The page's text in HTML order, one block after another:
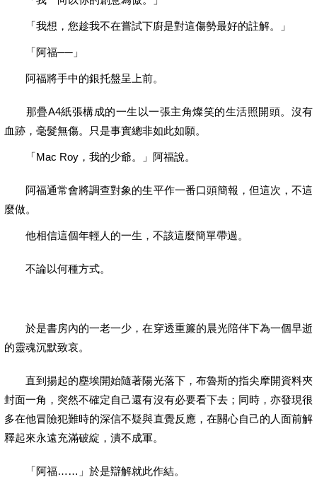
「我想，您趁我不在嘗試下廚是對這傷勢最好的註解。」
「阿福──」
阿福將手中的銀托盤呈上前。
那疊A4紙張構成的一生以一張主角燦笑的生活照開頭。沒有
血跡，毫髮無傷。只是事實總非如此如願。
「Mac Roy，我的少爺。」阿福說。
阿福通常會將調查對象的生平作一番口頭簡報，但這次，不這
麼做。
他相信這個年輕人的一生，不該這麼簡單帶過。
不論以何種方式。
於是書房內的一老一少，在穿透重簾的晨光陪伴下為一個早逝
的靈魂沉默致哀。
直到揚起的塵埃開始隨著陽光落下，布魯斯的指尖摩開資料夾
封面一角，突然不確定自己還有沒有必要看下去；同時，亦發現很
多在他冒險犯難時的深信不疑與直覺反應，在關心自己的人面前解
釋起來永遠充滿破綻，潰不成軍。
「阿福……」於是辯解就此作結。